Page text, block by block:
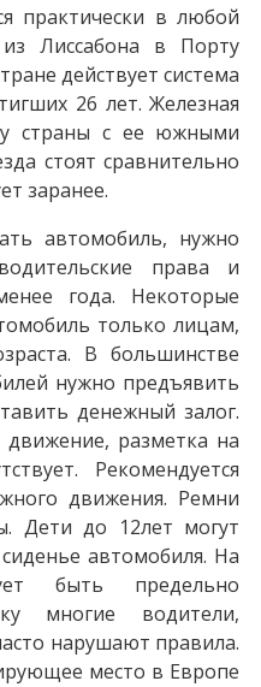
практически в любой
Лиссабона в Порту
действует система
26 лет. Железная
страны с ее южными
стоят сравнительно
заранее.
автомобиль, нужно
права и
года. Некоторые
только лицам,
В большинстве
нужно предъявить
денежный залог.
разметка на
Рекомендуется
движения. Ремни
Дети до 12лет могут
автомобиля. На
быть предельно
многие водители,
нарушают правила.
место в Европе